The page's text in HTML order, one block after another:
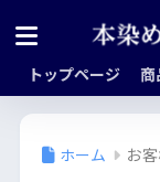
トップページ 商
ホーム お